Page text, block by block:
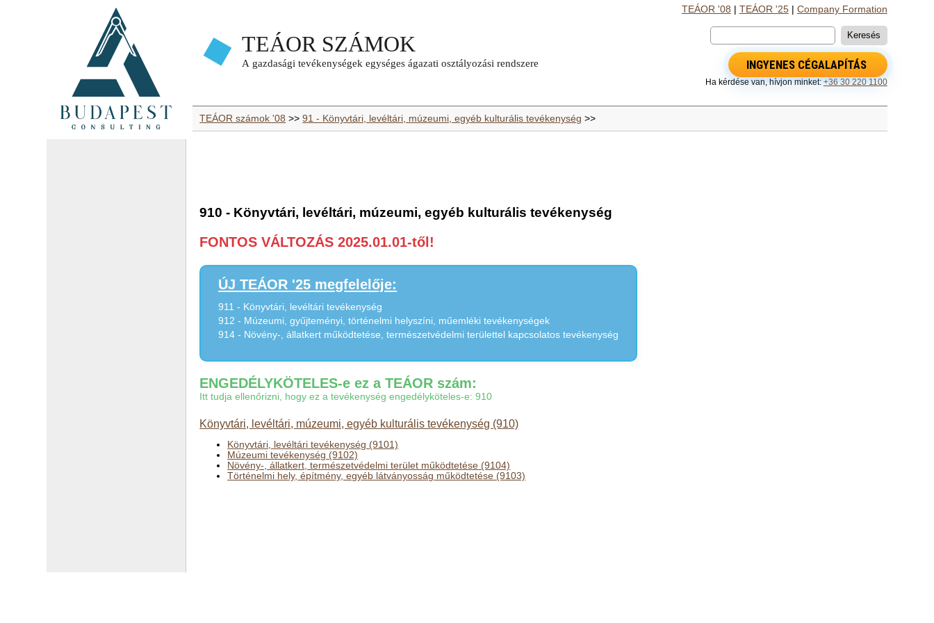
TEÁOR '08 TEÁOR '25| Company Formation
INGYENES CÉGALAPÍTÁS
Ha kérdése van, hívjon minket: +36 30 220 1100
TEÁOR számok '08 >>91 - Könyvtári, levéltári, múzeumi, egyéb kulturális tevékenység >>
910 - Könyvtári, levéltári, múzeumi, egyéb kulturális tevékenység
FONTOS VÁLTOZÁS 2025.01.01-től!
ÚJ TEÁOR '25 megfelelője:
911 - Könyvtári, levéltári tevékenység
912 - Múzeumi, gyűjteményi, történelmi helyszíni, műemléki tevékenységek
914 - Növény-, állatkert működtetése, természetvédelmi területtel kapcsolatos tevékenység
ENGEDÉLYKÖTELES-e ez a TEÁOR szám:
Itt tudja ellenőrizni, hogy ez a tevékenység engedélyköteles-e: 910
Könyvtári, levéltári, múzeumi, egyéb kulturális tevékenység (910)
Könyvtári, levéltári tevékenység (9101)
Múzeumi tevékenység (9102)
Növény-, állatkert, természetvédelmi terület működtetése (9104)
Történelmi hely, építmény, egyéb látványosság működtetése (9103)